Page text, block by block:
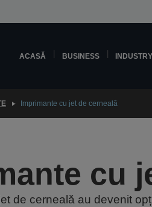
ACASĂ BUSINESS INDUSTRY
Imprimante cu jet de cerneală
cu
de cerneală au devenit